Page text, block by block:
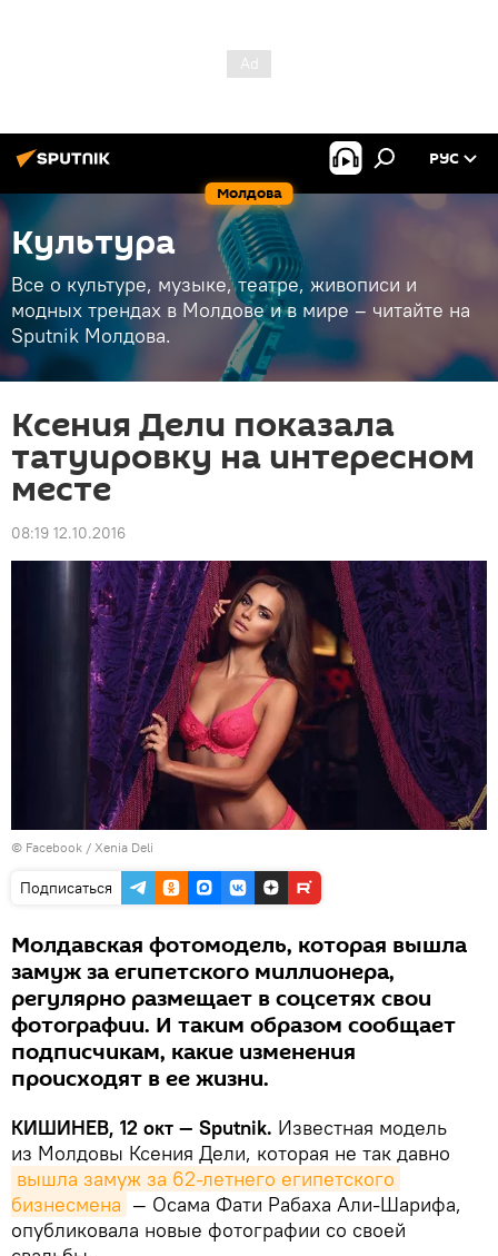
Молдова
РУС
Культура
Все о культуре, музыке, театре, живописи и
модных трендах в Молдове и в мире – читайте на
Sputnik Молдова.
Ксения Дели показала
татуировку на интересном
месте
08:19 12.10.2016
© Facebook / Xenia Deli
Подписаться
Молдавская фотомодель, которая вышла
замуж за египетского миллионера,
регулярно размещает в соцсетях свои
фотографии. И таким образом сообщает
подписчикам, какие изменения
происходят в ее жизни.
КИШИНЕВ, 12 окт — Sputnik. Известная модель
из Молдовы Ксения Дели, которая не так давно
вышла замуж за 62-летнего египетского
бизнесмена — Осама Фати Рабаха Али-Шарифа,
опубликовала новые фотографии со своей